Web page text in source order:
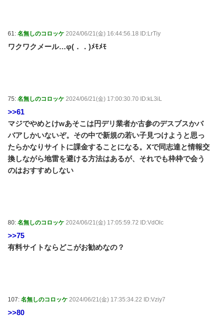
61: 名無しのコロッケ 2024/06/21(金) 16:44:56.18 ID:LrTiy
ワクワクメール…φ(．．)ﾒﾓﾒﾓ
75: 名無しのコロッケ 2024/06/21(金) 17:00:30.70 ID:kL3iL
>>61
マジでやめとけwあそこは円デリ業者か古参のデスブスかバ
バアしかいないぞ。その中で新規の若い子見つけようと思っ
たらかなりサイトに課金することになる。Xで同志達と情報交
換しながら地雷を避ける方法はあるが、それでも枠枠で会う
のはおすすめしない
80: 名無しのコロッケ 2024/06/21(金) 17:05:59.72 ID:VdOlc
>>75
有料サイトならどこがお勧めなの？
107: 名無しのコロッケ 2024/06/21(金) 17:35:34.22 ID:Vziy7
>>80